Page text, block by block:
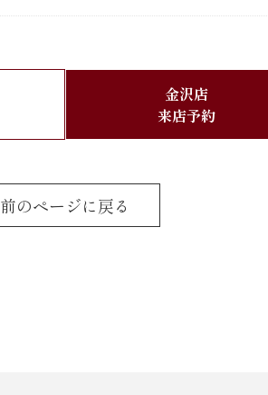
金沢店
来店予約
前のページに戻る